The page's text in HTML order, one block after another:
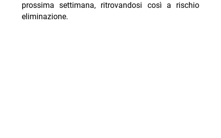
prossima settimana, ritrovandosi così a rischio
eliminazione.